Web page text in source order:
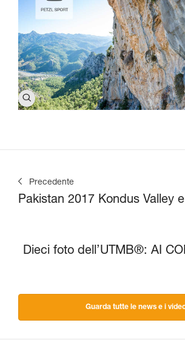
Precedente
Pakistan 2017 Kondus Valley
Dieci foto dell’UTMB®: AI
Guarda tutte le news e i